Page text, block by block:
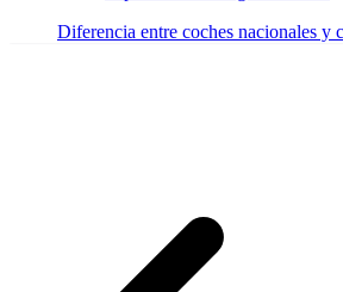
Diferencia entre coches nacionales y